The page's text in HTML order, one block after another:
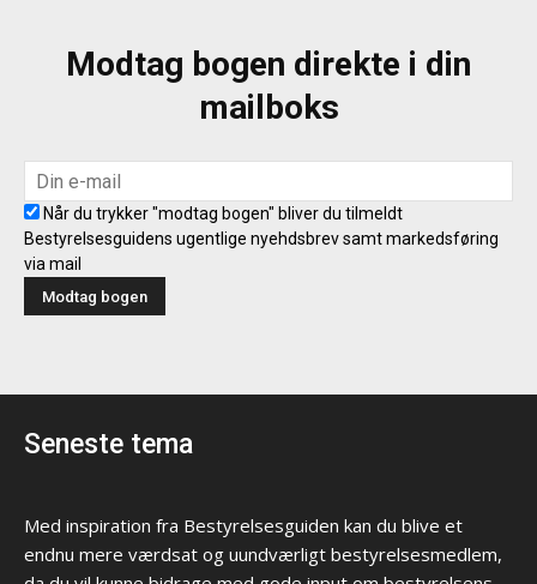
Modtag bogen direkte i din
mailboks
Når du trykker "modtag bogen" bliver du tilmeldt
Bestyrelsesguidens ugentlige nyehdsbrev samt markedsføring
via mail
Seneste tema
Med inspiration fra Bestyrelsesguiden kan du blive et
endnu mere værdsat og uundværligt bestyrelsesmedlem,